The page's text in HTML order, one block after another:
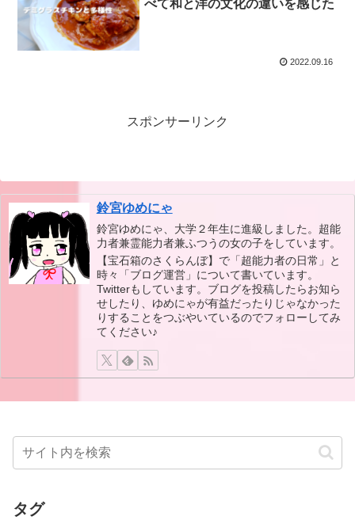
べて和と洋の文化の違いを感じた
2022.09.16
スポンサーリンク
鈴宮ゆめにゃ
鈴宮ゆめにゃ、大学２年生に進級しました。超能
力者兼霊能力者兼ふつうの女の子をしています。
【宝石箱のさくらんぼ】で「超能力者の日常」と
時々「ブログ運営」について書いています。
Twitterもしています。ブログを投稿したらお知ら
せしたり、ゆめにゃが有益だったりじゃなかった
りすることをつぶやいているのでフォローしてみ
てください♪
タグ